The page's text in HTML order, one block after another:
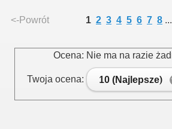
<-Powrót 1 2 3 4 5 6 7 8 ...
Ocena: Nie ma na razie
Twoja ocena: 10 (Najlepsze)